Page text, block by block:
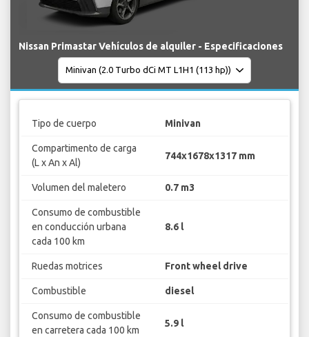
Nissan Primastar Vehículos de alquiler - Especificaciones
Tipo de cuerpo Minivan
Compartimento de carga
(L x An x Al)
744x1678x1317 mm
Volumen del maletero 0.7 m3
Consumo de combustible
en conducción urbana
cada 100 km
8.6 l
Ruedas motrices Front wheel drive
Combustible diesel
Consumo de combustible
en carretera cada 100 km
5.9 l